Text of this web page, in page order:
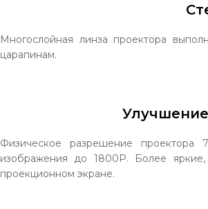
Многослойная линза проектора
царапинам.
Физическое разрешение проектора
изображения до 1800P. Более
проекционном экране.